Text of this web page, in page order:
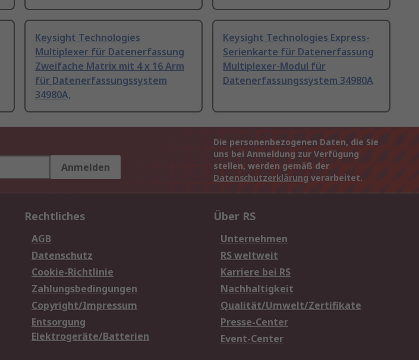
Keysight Technologies
Multiplexer für Datenerfassung
Zweifache Matrix mit 4 x 16 Arm
für Datenerfassungssystem
34980A,
Keysight Technologies Express-
Serienkarte für Datenerfassung
Multiplexer-Modul für
Datenerfassungssystem 34980A
Anmelden
Die personenbezogenen Daten, die Sie
uns bei Anmeldung zur Verfügung
stellen, werden gemäß der
Datenschutzerklärung verarbeitet.
Rechtliches
AGB
Datenschutz
Cookie-Richtlinie
Zahlungsbedingungen
Copyright/Impressum
Entsorgung
Elektrogeräte/Batterien
Über RS
Unternehmen
RS weltweit
Karriere bei RS
Nachhaltigkeit
Qualität/Umwelt/Zertifikate
Presse-Center
Event-Center